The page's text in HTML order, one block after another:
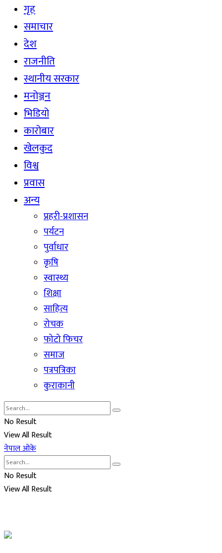
गृह
समाचार
देश
राजनीति
स्थानीय सरकार
मनोञ्जन
भिडियो
कारोबार
खेलकुद
विश्व
प्रवास
अन्य
प्रहरी-प्रशासन
पर्यटन
पुर्वाधार
कृषि
स्वास्थ्य
शिक्षा
साहित्य
रोचक
फोटो फिचर
समाज
पत्रपत्रिका
कुराकानी
No Result
View All Result
नेपाल ओके
No Result
View All Result